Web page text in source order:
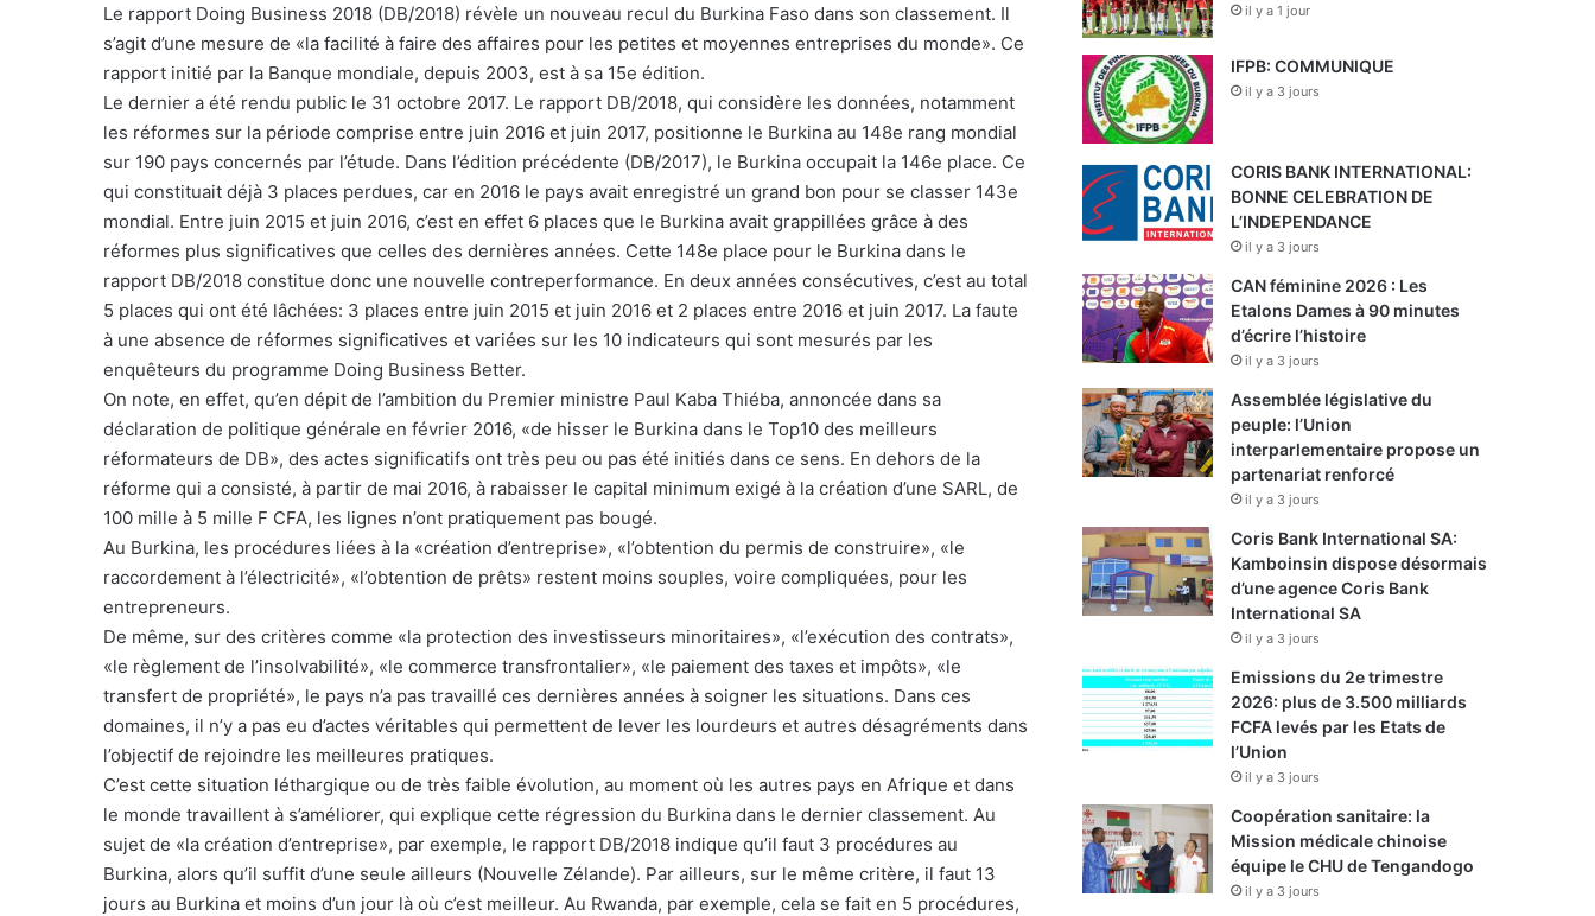
Le rapport Doing Business 2018 (DB/2018) révèle un nouveau recul du Burkina Faso dans son classement. Il
s’agit d’une mesure de «la facilité à faire des affaires pour les petites et moyennes entreprises du monde». Ce
rapport initié par la Banque mondiale, depuis 2003, est à sa 15e édition.
Le dernier a été rendu public le 31 octobre 2017. Le rapport DB/2018, qui considère les données, notamment
les réformes sur la période comprise entre juin 2016 et juin 2017, positionne le Burkina au 148e rang mondial
sur 190 pays concernés par l’étude. Dans l’édition précédente (DB/2017), le Burkina occupait la 146e place. Ce
qui constituait déjà 3 places perdues, car en 2016 le pays avait enregistré un grand bon pour se classer 143e
mondial. Entre juin 2015 et juin 2016, c’est en effet 6 places que le Burkina avait grappillées grâce à des
réformes plus significatives que celles des dernières années. Cette 148e place pour le Burkina dans le
rapport DB/2018 constitue donc une nouvelle contreperformance. En deux années consécutives, c’est au total
5 places qui ont été lâchées: 3 places entre juin 2015 et juin 2016 et 2 places entre 2016 et juin 2017. La faute
à une absence de réformes significatives et variées sur les 10 indicateurs qui sont mesurés par les
enquêteurs du programme Doing Business Better.
On note, en effet, qu’en dépit de l’ambition du Premier ministre Paul Kaba Thiéba, annoncée dans sa
déclaration de politique générale en février 2016, «de hisser le Burkina dans le Top10 des meilleurs
réformateurs de DB», des actes significatifs ont très peu ou pas été initiés dans ce sens. En dehors de la
réforme qui a consisté, à partir de mai 2016, à rabaisser le capital minimum exigé à la création d’une SARL, de
100 mille à 5 mille F CFA, les lignes n’ont pratiquement pas bougé.
Au Burkina, les procédures liées à la «création d’entreprise», «l’obtention du permis de construire», «le
raccordement à l’électricité», «l’obtention de prêts» restent moins souples, voire compliquées, pour les
entrepreneurs.
De même, sur des critères comme «la protection des investisseurs minoritaires», «l’exécution des contrats»,
«le règlement de l’insolvabilité», «le commerce transfrontalier», «le paiement des taxes et impôts», «le
transfert de propriété», le pays n’a pas travaillé ces dernières années à soigner les situations. Dans ces
domaines, il n’y a pas eu d’actes véritables qui permettent de lever les lourdeurs et autres désagréments dans
l’objectif de rejoindre les meilleures pratiques.
C’est cette situation léthargique ou de très faible évolution, au moment où les autres pays en Afrique et dans
le monde travaillent à s’améliorer, qui explique cette régression du Burkina dans le dernier classement. Au
sujet de «la création d’entreprise», par exemple, le rapport DB/2018 indique qu’il faut 3 procédures au
Burkina, alors qu’il suffit d’une seule ailleurs (Nouvelle Zélande). Par ailleurs, sur le même critère, il faut 13
jours au Burkina et moins d’un jour là où c’est meilleur. Au Rwanda, par exemple, cela se fait en 5 procédures,
il y a 1 jour
IFPB: COMMUNIQUE
il y a 3 jours
CORIS BANK INTERNATIONAL:
BONNE CELEBRATION DE
L’INDEPENDANCE
il y a 3 jours
CAN féminine 2026 : Les
Etalons Dames à 90 minutes
d’écrire l’histoire
il y a 3 jours
Assemblée législative du
peuple: l’Union
interparlementaire propose un
partenariat renforcé
il y a 3 jours
Coris Bank International SA:
Kamboinsin dispose désormais
d’une agence Coris Bank
International SA
il y a 3 jours
Emissions du 2e trimestre
2026: plus de 3.500 milliards
FCFA levés par les Etats de
l’Union
il y a 3 jours
Coopération sanitaire: la
Mission médicale chinoise
équipe le CHU de Tengandogo
il y a 3 jours